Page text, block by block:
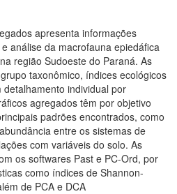
apresenta informações
análise da macrofauna epiedáfica
região Sudoeste do Paraná. As
taxonômico, índices ecológicos
individual por
agregados têm por objetivo
padrões encontrados, como
entre os sistemas de
com variáveis do solo. As
os softwares Past e PC-Ord, por
como índices de Shannon-
de PCA e DCA